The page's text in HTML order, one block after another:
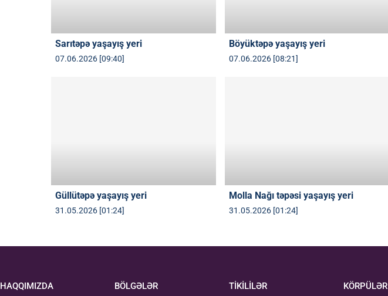
Sarıtəpə yaşayış yeri
07.06.2026 [09:40]
Böyüktəpə yaşayış yeri
07.06.2026 [08:21]
Güllütəpə yaşayış yeri
31.05.2026 [01:24]
Molla Nağı təpəsi yaşayış yeri
31.05.2026 [01:24]
HAQQIMIZDA BÖLGƏLƏR TİKİLİLƏR KÖRPÜLƏR